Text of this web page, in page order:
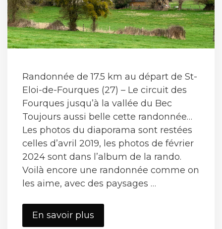
Randonnée de 17.5 km au départ de St-
Eloi-de-Fourques (27) – Le circuit des
Fourques jusqu’à la vallée du Bec
Toujours aussi belle cette randonnée…
Les photos du diaporama sont restées
celles d’avril 2019, les photos de février
2024 sont dans l’album de la rando.
Voilà encore une randonnée comme on
les aime, avec des paysages …
En savoir plus